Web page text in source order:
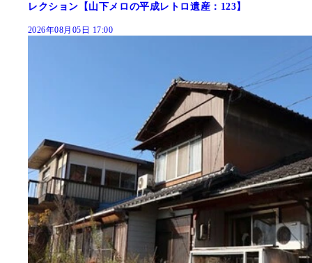
レクション【山下メロの平成レトロ遺産：123】
2026年08月05日 17:00